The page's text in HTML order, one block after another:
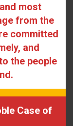
most
from the
committed
and
the people
Case of